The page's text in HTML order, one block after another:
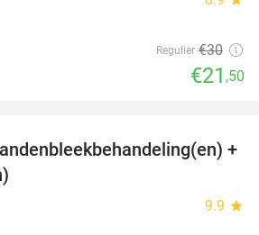
Regulier €30
€21 ,50
64%
+
9.9 star